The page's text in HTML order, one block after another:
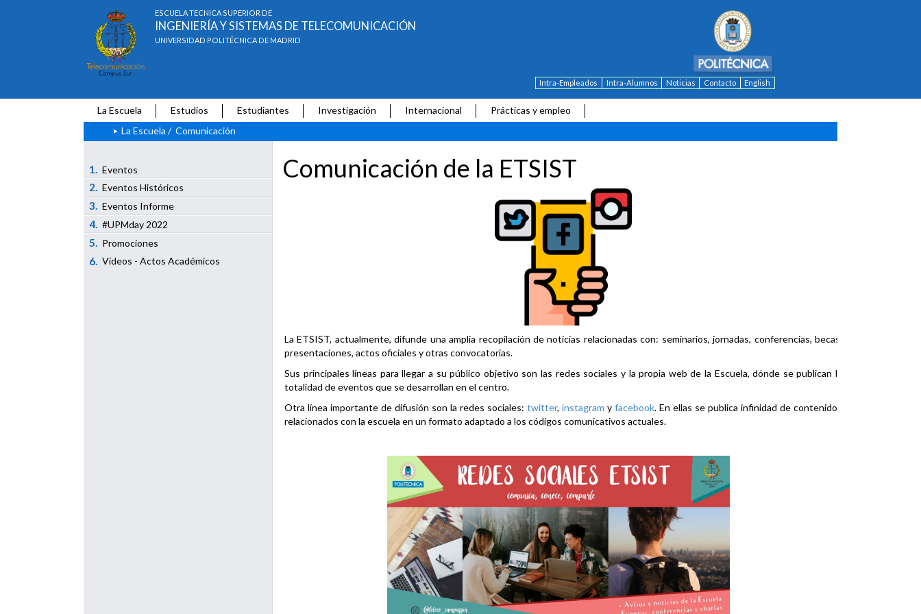
ESCUELA TÉCNICA SUPERIOR DE
INGENIERÍA Y SISTEMAS DE TELECOMUNICACIÓN
UNIVERSIDAD POLITÉCNICA DE MADRID
Intra-Empleados Intra-Alumnos Noticias Contacto English
La Escuela Estudios Estudiantes Investigación Internacional
Prácticas y empleo
La Escuela / Comunicación
1. Eventos
2. Eventos Históricos
3. Eventos Informe
4. #UPMday 2022
5. Promociones
6. Vídeos - Actos Académicos
Comunicación de la ETSIST
La ETSIST, actualmente, difunde una amplia recopilación de noticias relacionadas con: seminarios, jornadas, conferencias, becas,
presentaciones, actos oficiales y otras convocatorias.
Sus principales líneas para llegar a su público objetivo son las redes sociales y la propia web de la Escuela, dónde se publican la
totalidad de eventos que se desarrollan en el centro.
Otra línea importante de difusión son la redes sociales: twitter, instagram y facebook. En ellas se publica infinidad de contenidos
relacionados con la escuela en un formato adaptado a los códigos comunicativos actuales.